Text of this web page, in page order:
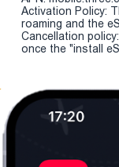
Activation Policy:
roaming and the
Cancellation
once the "install